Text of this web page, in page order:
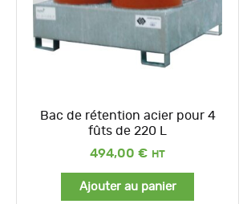
Bac de rétention acier pour 4
fûts de 220 L
494,00 €
Ajouter au panier